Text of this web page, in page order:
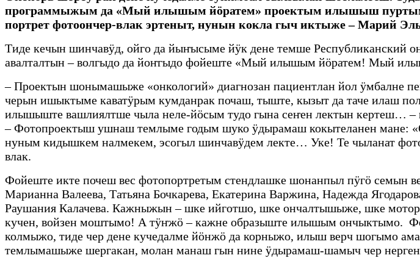
программыжым да «Мый илышым йӧратем» проектым илышыш
портрет фотоончер-влак эртеныт, нунын кокла гыч иктыже – Марий
Тиде кечын шинчавӱд, ойго да йыҥысыме йӱк дене темше Республиканский
авалталтын – волгыдо да йоҥгыдо фойеште «Мый илышым йӧратем! Мый
– Проектын шонымашыже «онкологий» диагнозан пациентлан йол
черын ишыктыме каватӱрым кумданрак почаш, тыште, кызыт да таче илаш
илышыште вашлиялтше чыла неле-йӧсым тудо гына сеҥен лектын кертеш…
– Фотопроектыш ушнаш темлыме годым шуко ӱдырамаш кокытеланен
нуным кидышкем налмекем, эсогыл шинчавӱдем лекте… Уке! Те чыланат
влак.
Фойеште икте почеш вес фотопортретым стендлашке шонанпыл пӱгӧ семын
Марианна Валеева, Татьяна Бочкарева, Екатерина Варжина, Надежда
Раушания Калачева. Кажныжын – шке ийготшо, шке ончалтышыже, шке
кучен, войзен моштымо! А тӱҥжӧ – кажне образыште илышым ончыктымо.
колмыжо, тиде чер дене кучедалме йӧнжӧ да корныжо, илыш верч шогымо
темлымашыже шергакан, молан манаш гын нине ӱдырамаш-шамыч чер